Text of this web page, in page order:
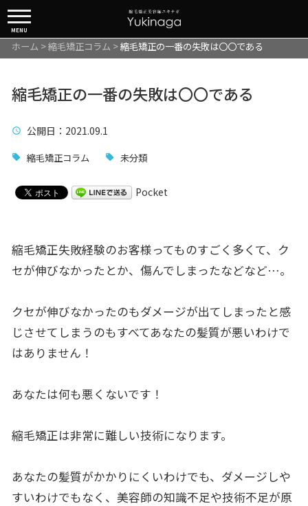
MENU
ホーム >縮毛矯正コラム >縮毛矯正の一番の失敗は〇〇である
縮毛矯正の一番の失敗は〇〇である
公開日 ：2021.09.1
縮毛矯正コラム 未分類
Pocket
縮毛矯正失敗経験のお客様ってものすごく多くて、ク
セが伸びなかったとか、傷んでしまったなどなど…。
クセが伸びなかったのもダメージが出てしまったと感
じさせてしまうのもすべてあなたの髪質が悪いわけで
はありません！
あなたは何も悪くないです！
縮毛矯正は非常に難しい技術になります。
あなたの髪質がかかりにくいわけでも、ダメージしや
すいわけでもなく、美容師の知識不足や技術不足が原